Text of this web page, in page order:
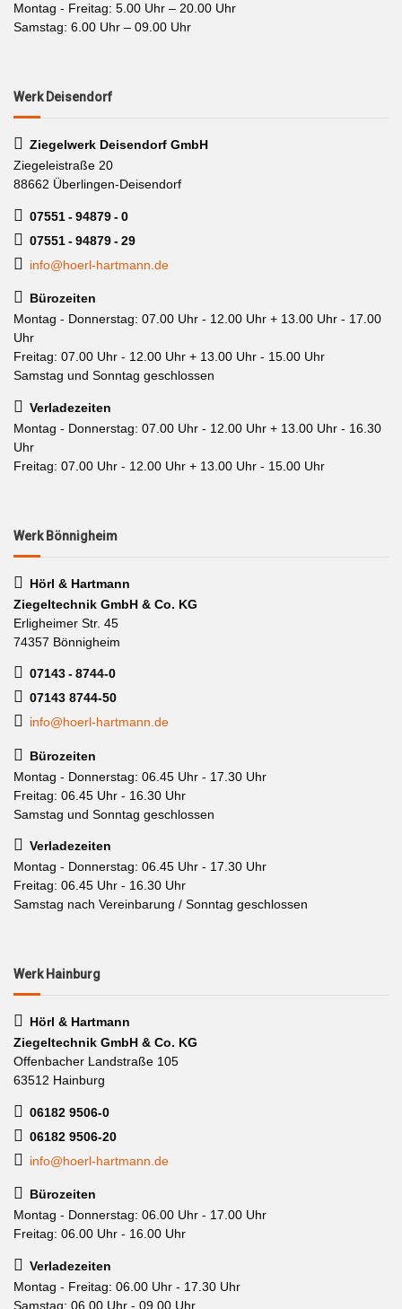
Montag - Freitag: 5.00 Uhr – 20.00 Uhr
Samstag: 6.00 Uhr – 09.00 Uhr
Werk Deisendorf
Ziegelwerk Deisendorf GmbH
Ziegeleistraße 20
88662 Überlingen-Deisendorf
07551 - 94879 - 0
07551 - 94879 - 29
info@hoerl-hartmann.de
Bürozeiten
Montag - Donnerstag: 07.00 Uhr - 12.00 Uhr + 13.00 Uhr - 17.00
Uhr
Freitag: 07.00 Uhr - 12.00 Uhr + 13.00 Uhr - 15.00 Uhr
Samstag und Sonntag geschlossen
Verladezeiten
Montag - Donnerstag: 07.00 Uhr - 12.00 Uhr + 13.00 Uhr - 16.30
Uhr
Freitag: 07.00 Uhr - 12.00 Uhr + 13.00 Uhr - 15.00 Uhr
Werk Bönnigheim
Hörl & Hartmann
Ziegeltechnik GmbH & Co. KG
Erligheimer Str. 45
74357 Bönnigheim
07143 - 8744-0
07143 8744-50
info@hoerl-hartmann.de
Bürozeiten
Montag - Donnerstag: 06.45 Uhr - 17.30 Uhr
Freitag: 06.45 Uhr - 16.30 Uhr
Samstag und Sonntag geschlossen
Verladezeiten
Montag - Donnerstag: 06.45 Uhr - 17.30 Uhr
Freitag: 06.45 Uhr - 16.30 Uhr
Samstag nach Vereinbarung / Sonntag geschlossen
Werk Hainburg
Hörl & Hartmann
Ziegeltechnik GmbH & Co. KG
Offenbacher Landstraße 105
63512 Hainburg
06182 9506-0
06182 9506-20
info@hoerl-hartmann.de
Bürozeiten
Montag - Donnerstag: 06.00 Uhr - 17.00 Uhr
Freitag: 06.00 Uhr - 16.00 Uhr
Verladezeiten
Montag - Freitag: 06.00 Uhr - 17.30 Uhr
Samstag: 06.00 Uhr - 09.00 Uhr